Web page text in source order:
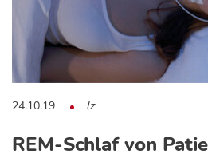
24.10.19 lz
REM-Schlaf von